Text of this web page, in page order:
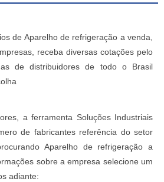
de Aparelho de refrigeração a venda,
receba diversas cotações pelo
de distribuidores de todo o Brasil
a ferramenta Soluções Industriais
de fabricantes referência do setor
Aparelho de refrigeração a
sobre a empresa selecione um
adiante: